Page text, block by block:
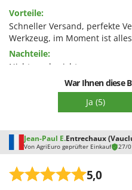
Troy-Bilt
U
Udor
Unger
Verdemax
Volpi
W
Waldner
Weber
Qualität / Preis
Schwierigkeitsgrad Zusammenbau
Verpackung
Vorteile:
Schneller Versand, perfekte
Werkzeug, im Moment ist
Nachteile:
Nichts zu berichten
War Ihnen diese
Ja (5)
Jean-Paul E.Entrechaux
Von AgriEuro geprüfter Einkauf 27/
5,0